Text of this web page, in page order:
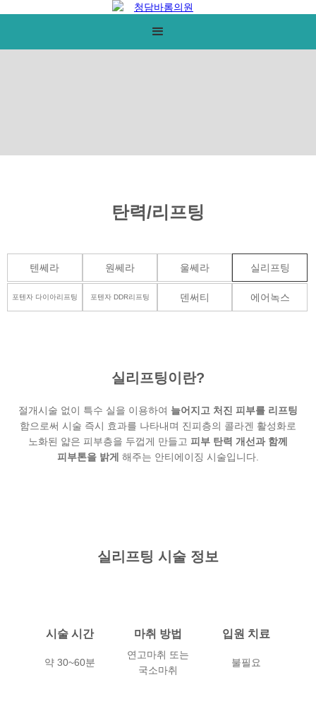
탄력/리프팅
텐쎄라 원쎄라 울쎄라 실리프팅
포텐자 다이아리프팅 포텐자 DDR리프팅 덴써티 에어녹스
실리프팅이란?
절개시술 없이 특수 실을 이용하여 늘어지고 처진 피부를 리프팅
함으로써 시술 즉시 효과를 나타내며 진피층의 콜라겐 활성화로
노화된 얇은 피부층을 두껍게 만들고 피부 탄력 개선과 함께
피부톤을 밝게 해주는 안티에이징 시술입니다.
실리프팅 시술 정보
시술 시간
약 30~60분
마취 방법
연고마취 또는
국소마취
입원 치료
불필요